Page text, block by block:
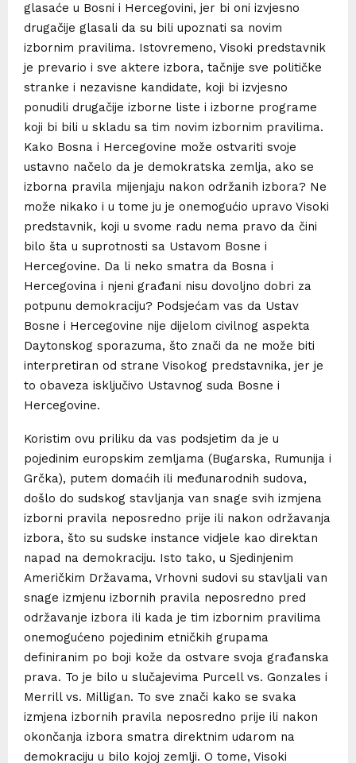
glasaće u Bosni i Hercegovini, jer bi oni izvjesno
drugačije glasali da su bili upoznati sa novim
izbornim pravilima. Istovremeno, Visoki predstavnik
je prevario i sve aktere izbora, tačnije sve političke
stranke i nezavisne kandidate, koji bi izvjesno
ponudili drugačije izborne liste i izborne programe
koji bi bili u skladu sa tim novim izbornim pravilima.
Kako Bosna i Hercegovine može ostvariti svoje
ustavno načelo da je demokratska zemlja, ako se
izborna pravila mijenjaju nakon održanih izbora? Ne
može nikako i u tome ju je onemogućio upravo Visoki
predstavnik, koji u svome radu nema pravo da čini
bilo šta u suprotnosti sa Ustavom Bosne i
Hercegovine. Da li neko smatra da Bosna i
Hercegovina i njeni građani nisu dovoljno dobri za
potpunu demokraciju? Podsjećam vas da Ustav
Bosne i Hercegovine nije dijelom civilnog aspekta
Daytonskog sporazuma, što znači da ne može biti
interpretiran od strane Visokog predstavnika, jer je
to obaveza isključivo Ustavnog suda Bosne i
Hercegovine.
Koristim ovu priliku da vas podsjetim da je u
pojedinim europskim zemljama (Bugarska, Rumunija i
Grčka), putem domaćih ili međunarodnih sudova,
došlo do sudskog stavljanja van snage svih izmjena
izborni pravila neposredno prije ili nakon održavanja
izbora, što su sudske instance vidjele kao direktan
napad na demokraciju. Isto tako, u Sjedinjenim
Američkim Državama, Vrhovni sudovi su stavljali van
snage izmjenu izbornih pravila neposredno pred
održavanje izbora ili kada je tim izbornim pravilima
onemogućeno pojedinim etničkih grupama
definiranim po boji kože da ostvare svoja građanska
prava. To je bilo u slučajevima Purcell vs. Gonzales i
Merrill vs. Milligan. To sve znači kako se svaka
izmjena izbornih pravila neposredno prije ili nakon
okončanja izbora smatra direktnim udarom na
demokraciju u bilo kojoj zemlji. O tome, Visoki